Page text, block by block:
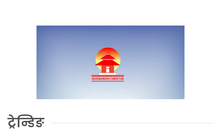
ट्रेन्डिङ